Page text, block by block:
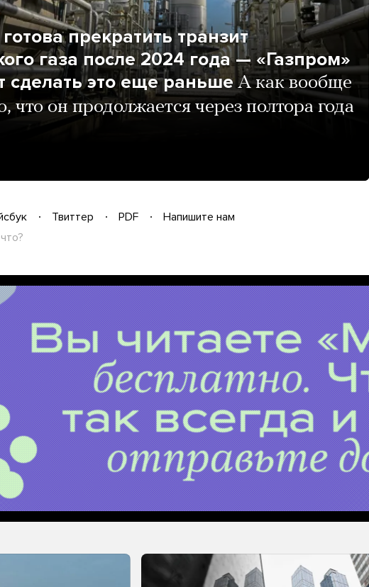
прекратить транзит
газа после 2024 года — «Газпром»
сделать это еще раньше А как вообще
что он продолжается через полтора года
Твиттер PDF
Напишите нам